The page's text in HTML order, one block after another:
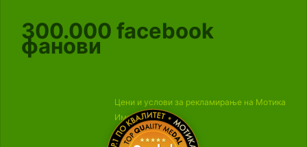
300.000 facebook
фанови
Цени и услови за рекламирање на Мотика
Импресум